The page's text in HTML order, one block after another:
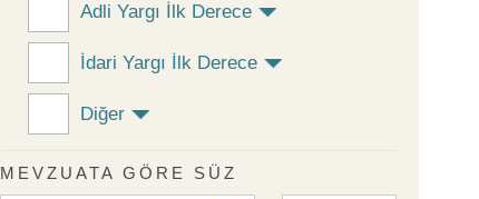
Adli Yargı İlk Derece
İdari Yargı İlk Derece
Diğer
MEVZUATA GÖRE SÜZ